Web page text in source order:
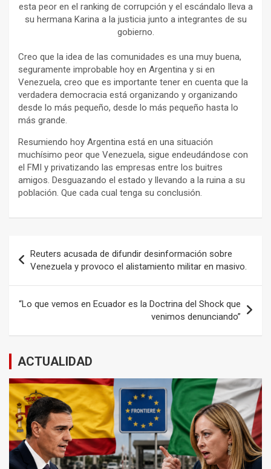
esta peor en el ranking de corrupción y el escándalo lleva a
su hermana Karina a la justicia junto a integrantes de su
gobierno.
Creo que la idea de las comunidades es una muy buena,
seguramente improbable hoy en Argentina y si en
Venezuela, creo que es importante tener en cuenta que la
verdadera democracia está organizando y organizando
desde lo más pequeño, desde lo más pequeño hasta lo
más grande.
Resumiendo hoy Argentina está en una situación
muchísimo peor que Venezuela, sigue endeudándose con
el FMI y privatizando las empresas entre los buitres
amigos. Desguazando el estado y llevando a la ruina a su
población. Que cada cual tenga su conclusión.
de
entradas
Reuters acusada de difundir desinformación sobre
Venezuela y provoco el alistamiento militar en masivo.
“Lo que vemos en Ecuador es la Doctrina del Shock que
venimos denunciando”
ACTUALIDAD